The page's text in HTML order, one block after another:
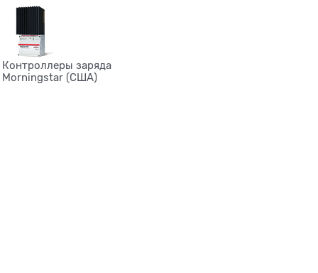
Контроллеры заряда
Morningstar (США)